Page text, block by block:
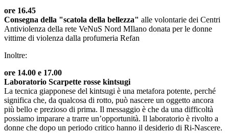
ore 16.45
Consegna della "scatola della bellezza" alle volontarie dei Centri
Antiviolenza della rete VeNuS Nord MIlano donata per le donne
vittime di violenza dalla profumeria Refan
Inoltre:
ore 14.00 e 17.00
Laboratorio Scarpette rosse kintsugi
La tecnica giapponese del kintsugi è una metafora potente, perché
significa che, da qualcosa di rotto, può nascere un oggetto ancora
più bello e prezioso di prima. Il messaggio è che da una difficoltà
possiamo imparare a trarre un’opportunità. Il laboratorio è rivolto a
donne che dopo un periodo critico hanno il desiderio di Ri-Nascere.